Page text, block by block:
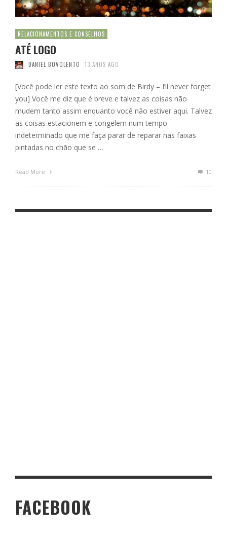
RELACIONAMENTOS E CONSELHOS
ATÉ LOGO
DANIEL BOVOLENTO 13 ANOS AGO
[Você pode ler este texto ao som de Birdy – I’ll never forget
you] Você me diz que é breve e talvez as coisas não
mudem tanto assim enquanto você não estiver aqui. Talvez
as coisas estacionem e congelem num tempo
indeterminado que me faça parar de reparar nas faixas
pintadas no chão que se …
Read More 10
FACEBOOK